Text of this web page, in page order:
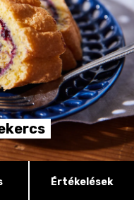
Értékelések